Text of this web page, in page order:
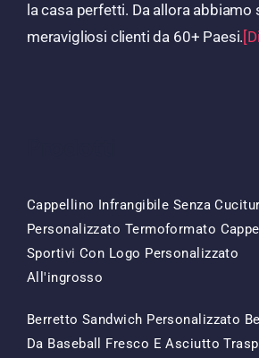
la casa perfetti. Da allora abbiamo
meravigliosi clienti da 60+ Paesi.
Cappellino Infrangibile Senza
Personalizzato Termoformato
Sportivi Con Logo Personalizzato
All'ingrosso
Originale
Era:
Attuale
È:
Berretto Sandwich Personalizzato
Da Baseball Fresco E Asciutto